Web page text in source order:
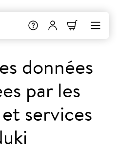
données
par les
services